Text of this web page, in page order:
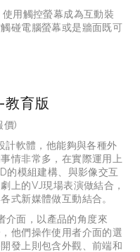
用觸控螢幕成為互動裝
碰電腦螢幕或是牆面既可
育版
價)
軟體，他能夠與各種外
情非常多，在實際運用上
的模組建構、與影像交互
上的VJ現場表演做結合，
式新媒體做互動結合。
介面，以產品的角度來
他們操作使用者介面的選
發上則包含外觀、前端和